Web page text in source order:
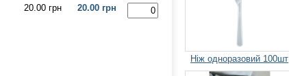
20.00 грн 20.00 грн
Ніж одноразовий 100шт